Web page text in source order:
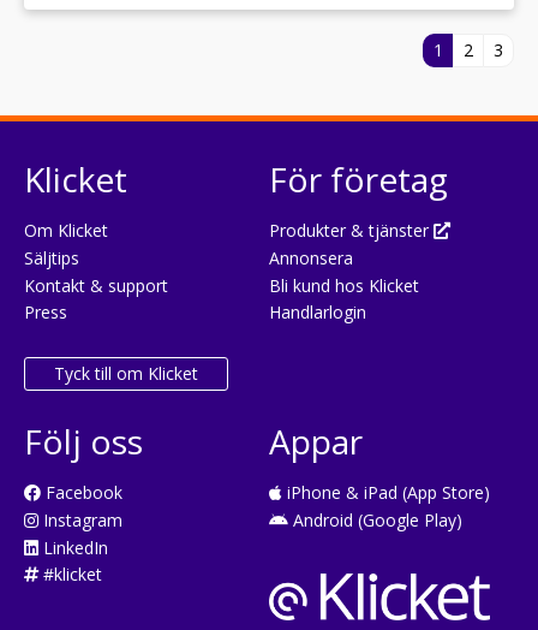
1 2 3
Klicket
Om Klicket
Säljtips
Kontakt & support
Press
Tyck till om Klicket
För företag
Produkter & tjänster
Annonsera
Bli kund hos Klicket
Handlarlogin
Följ oss
Facebook
Instagram
LinkedIn
#klicket
Appar
iPhone & iPad (App Store)
Android (Google Play)